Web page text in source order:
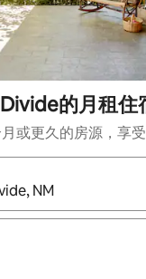
的月租住
或更久的房源，享受
用上下方向键查看，